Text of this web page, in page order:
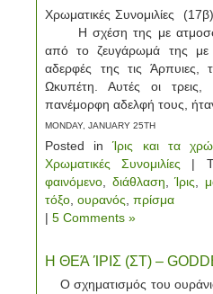
Χρωματικές Συνομιλίες
Η σχέση της με
από το ζευγάρωμά της
αδερφές της τις
Ωκυπέτη. Αυτές οι
πανέμορφη αδελφή τους,
MONDAY, JANUARY 25TH
Posted inΊρις και τα
Χρωματικές Συνομιλίες |
φαινόμενο
διάθλαση Ίρις
τόξο ουρανός πρίσμα
| 5 Comments »
Η ΘΕΆ ΊΡΙΣ (ΣΤ) –
Ο σχηματισμός του